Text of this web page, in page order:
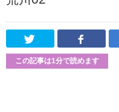
Twitter
この記事は1分で読めます